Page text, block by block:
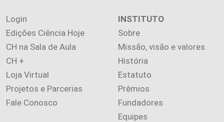
Login
Edições Ciência Hoje
CH na Sala de Aula
CH +
Loja Virtual
Projetos e Parcerias
Fale Conosco
INSTITUTO
Sobre
Missão, visão e valores
História
Estatuto
Prêmios
Fundadores
Equipes